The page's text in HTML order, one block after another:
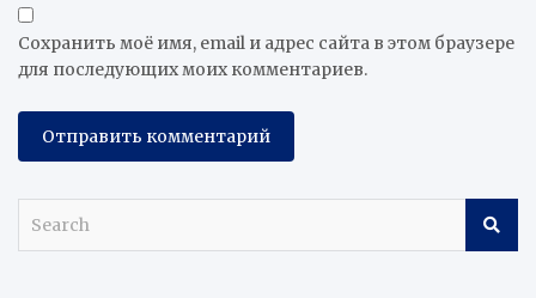
Сохранить моё имя, email и адрес сайта в этом браузере
для последующих моих комментариев.